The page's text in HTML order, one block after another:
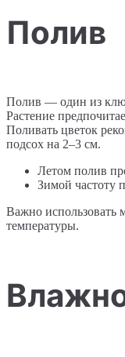
Полив
Полив — один из
Растение
Поливать цветок
подсох на 2–3 см.
Летом полив
Зимой частоту
Важно использовать
температуры.